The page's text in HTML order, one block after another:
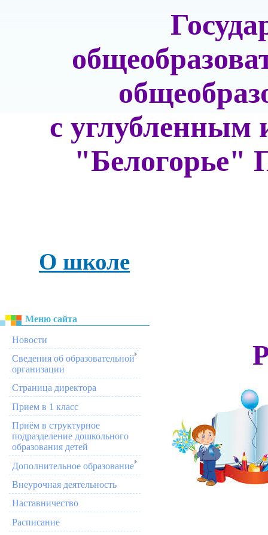
с углубленным
"Белогорье"
О школе
Меню сайта
Новости
Сведения об образовательной
организации
Страница директора
Прием в 1 класс
Приём в структурное
подразделение дошкольного
образования детей
Дополнительное образование
Внеурочная деятельность
Наставничество
Расписание